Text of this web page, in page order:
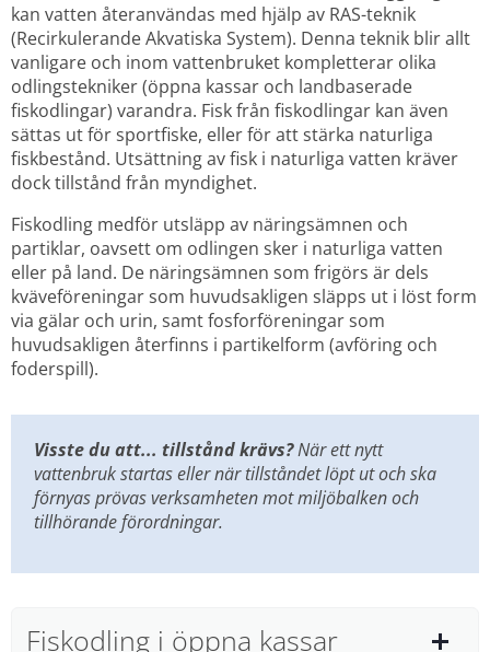
kan vatten återanvändas med hjälp av RAS-teknik
(Recirkulerande Akvatiska System). Denna teknik blir allt
vanligare och inom vattenbruket kompletterar olika
odlingstekniker (öppna kassar och landbaserade
fiskodlingar) varandra. Fisk från fiskodlingar kan även
sättas ut för sportfiske, eller för att stärka naturliga
fiskbestånd. Utsättning av fisk i naturliga vatten kräver
dock tillstånd från myndighet.
Fiskodling medför utsläpp av näringsämnen och
partiklar, oavsett om odlingen sker i naturliga vatten
eller på land. De näringsämnen som frigörs är dels
kväveföreningar som huvudsakligen släpps ut i löst form
via gälar och urin, samt fosforföreningar som
huvudsakligen återfinns i partikelform (avföring och
foderspill).
Visste du att... tillstånd krävs? När ett nytt
vattenbruk startas eller när tillståndet löpt ut och ska
förnyas prövas verksamheten mot miljöbalken och
tillhörande förordningar.
Fiskodling i öppna kassar